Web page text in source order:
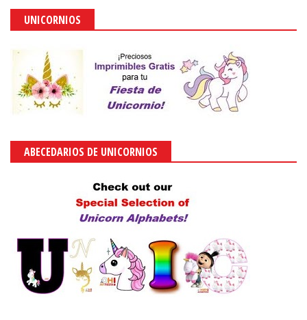
UNICORNIOS
ABECEDARIOS DE UNICORNIOS